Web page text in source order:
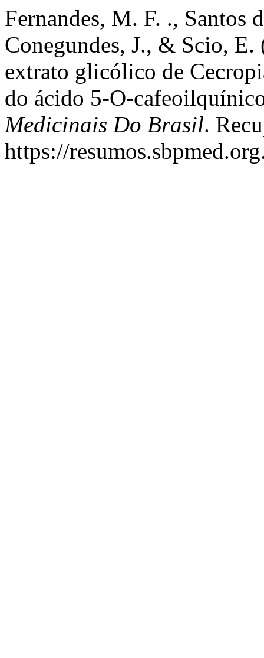
Fernandes, M. F. ., Santos
Conegundes, J., & Scio,
extrato glicólico de
do ácido 5-O-
Medicinais Do Brasil.
https://